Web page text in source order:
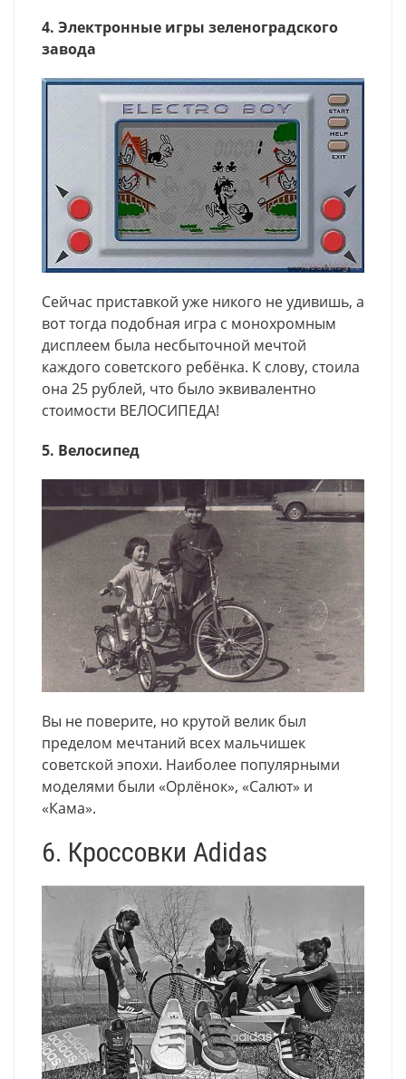
4. Электронные игры зеленоградского
завода
Сейчас приставкой уже никого не удивишь, а
вот тогда подобная игра с монохромным
дисплеем была несбыточной мечтой
каждого советского ребёнка. К слову, стоила
она 25 рублей, что было эквивалентно
стоимости ВЕЛОСИПЕДА!
5. Велосипед
Вы не поверите, но крутой велик был
пределом мечтаний всех мальчишек
советской эпохи. Наиболее популярными
моделями были «Орлёнок», «Салют» и
«Кама».
6. Кроссовки Adidas